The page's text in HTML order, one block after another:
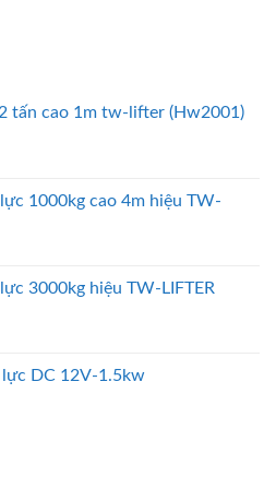
tấn cao 1m tw-lifter (Hw2001)
1000kg cao 4m hiệu TW-
3000kg hiệu TW-LIFTER
lực DC 12V-1.5kw